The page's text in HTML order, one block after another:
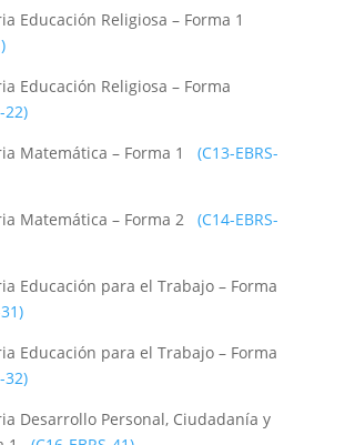
Educación Religiosa – Forma 1
Educación Religiosa – Forma
22)
Matemática – Forma 1 (C13-EBRS-
Matemática – Forma 2 (C14-EBRS-
Educación para el Trabajo – Forma
Educación para el Trabajo – Forma
32)
Desarrollo Personal, Ciudadanía y